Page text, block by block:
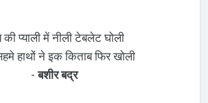
की प्याली में नीली टेबलेट घोली
हाथों ने इक किताब फिर खोली
-बशीर बद्र